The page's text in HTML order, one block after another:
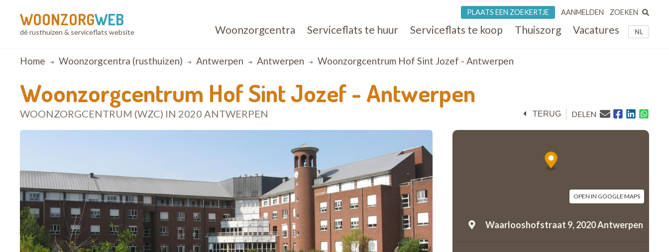
WOONZORGWEB
dé rusthuizen & serviceflats website NL
Woonzorgcentra Serviceflats te huur Serviceflats te koop Thuiszorg Vacatures
PLAATS EEN ZOEKERTJE AANMELDEN ZOEKEN
Breadcrumb
Home Woonzorgcentra (rusthuizen) Antwerpen Antwerpen Woonzorgcentrum Hof Sint Jozef - Antwerpen
Woonzorgcentrum Hof Sint Jozef - Antwerpen
WOONZORGCENTRUM (WZC) IN 2020 ANTWERPEN TERUG DELEN
OPEN IN GOOGLE MAPS
Waarlooshofstraat 9,2020 Antwerpen